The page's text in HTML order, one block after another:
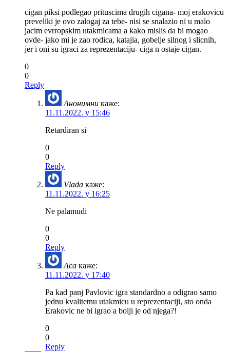
cigan piksi podlegao prituscima drugih cigana- moj erakovicu
preveliki je ovo zalogaj za tebe- nisi se snalazio ni u malo
jacim evrropskim utakmicama a kako mislis da bi mogao
ovde- jako mi je zao rodica, katajia, gobelje silnog i slicnih,
jer i oni su igraci za reprezentaciju- ciga n ostaje cigan.
0
0
Reply
Анонимни каже:
11.11.2022. у 15:46
Retardiran si
0
0
Reply
Vlada каже:
11.11.2022. у 16:25
Ne palamudi
0
0
Reply
Aca каже:
11.11.2022. у 17:40
Pa kad panj Pavlovic igra standardno a odigrao samo
jednu kvalitetnu utakmicu u reprezentaciji, sto onda
Erakovic ne bi igrao a bolji je od njega?!
0
0
Reply